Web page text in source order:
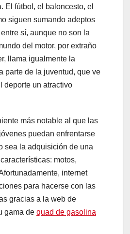
El fútbol, el baloncesto, el
siguen sumando adeptos
sí, aunque no son la
del motor, por extraño
llama igualmente la
parte de la juventud, que ve
deporte un atractivo
más notable al que las
puedan enfrentarse
sea la adquisición de una
motos,
internet
para hacerse con las
gracias a la web de
gama de quad de gasolina